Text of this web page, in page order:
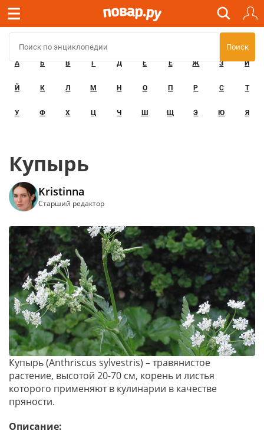
А Б В Г Д Е Ё Ж З И
Й К Л М Н О П Р С Т
У Ф Х Ц Ч Ш Щ Э Ю Я
Купырь
Kristinna
Старший редактор
Купырь (Anthriscus sylvestris) – травянистое
растение, высотой 20-70 см, корень и листья
которого применяют в кулинарии в качестве
пряности.
Описание: